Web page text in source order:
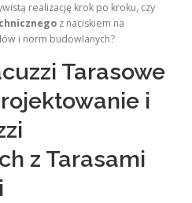
realizację krok po kroku, czy
z naciskiem na
i norm budowlanych?
Tarasowe
i
z Tarasami